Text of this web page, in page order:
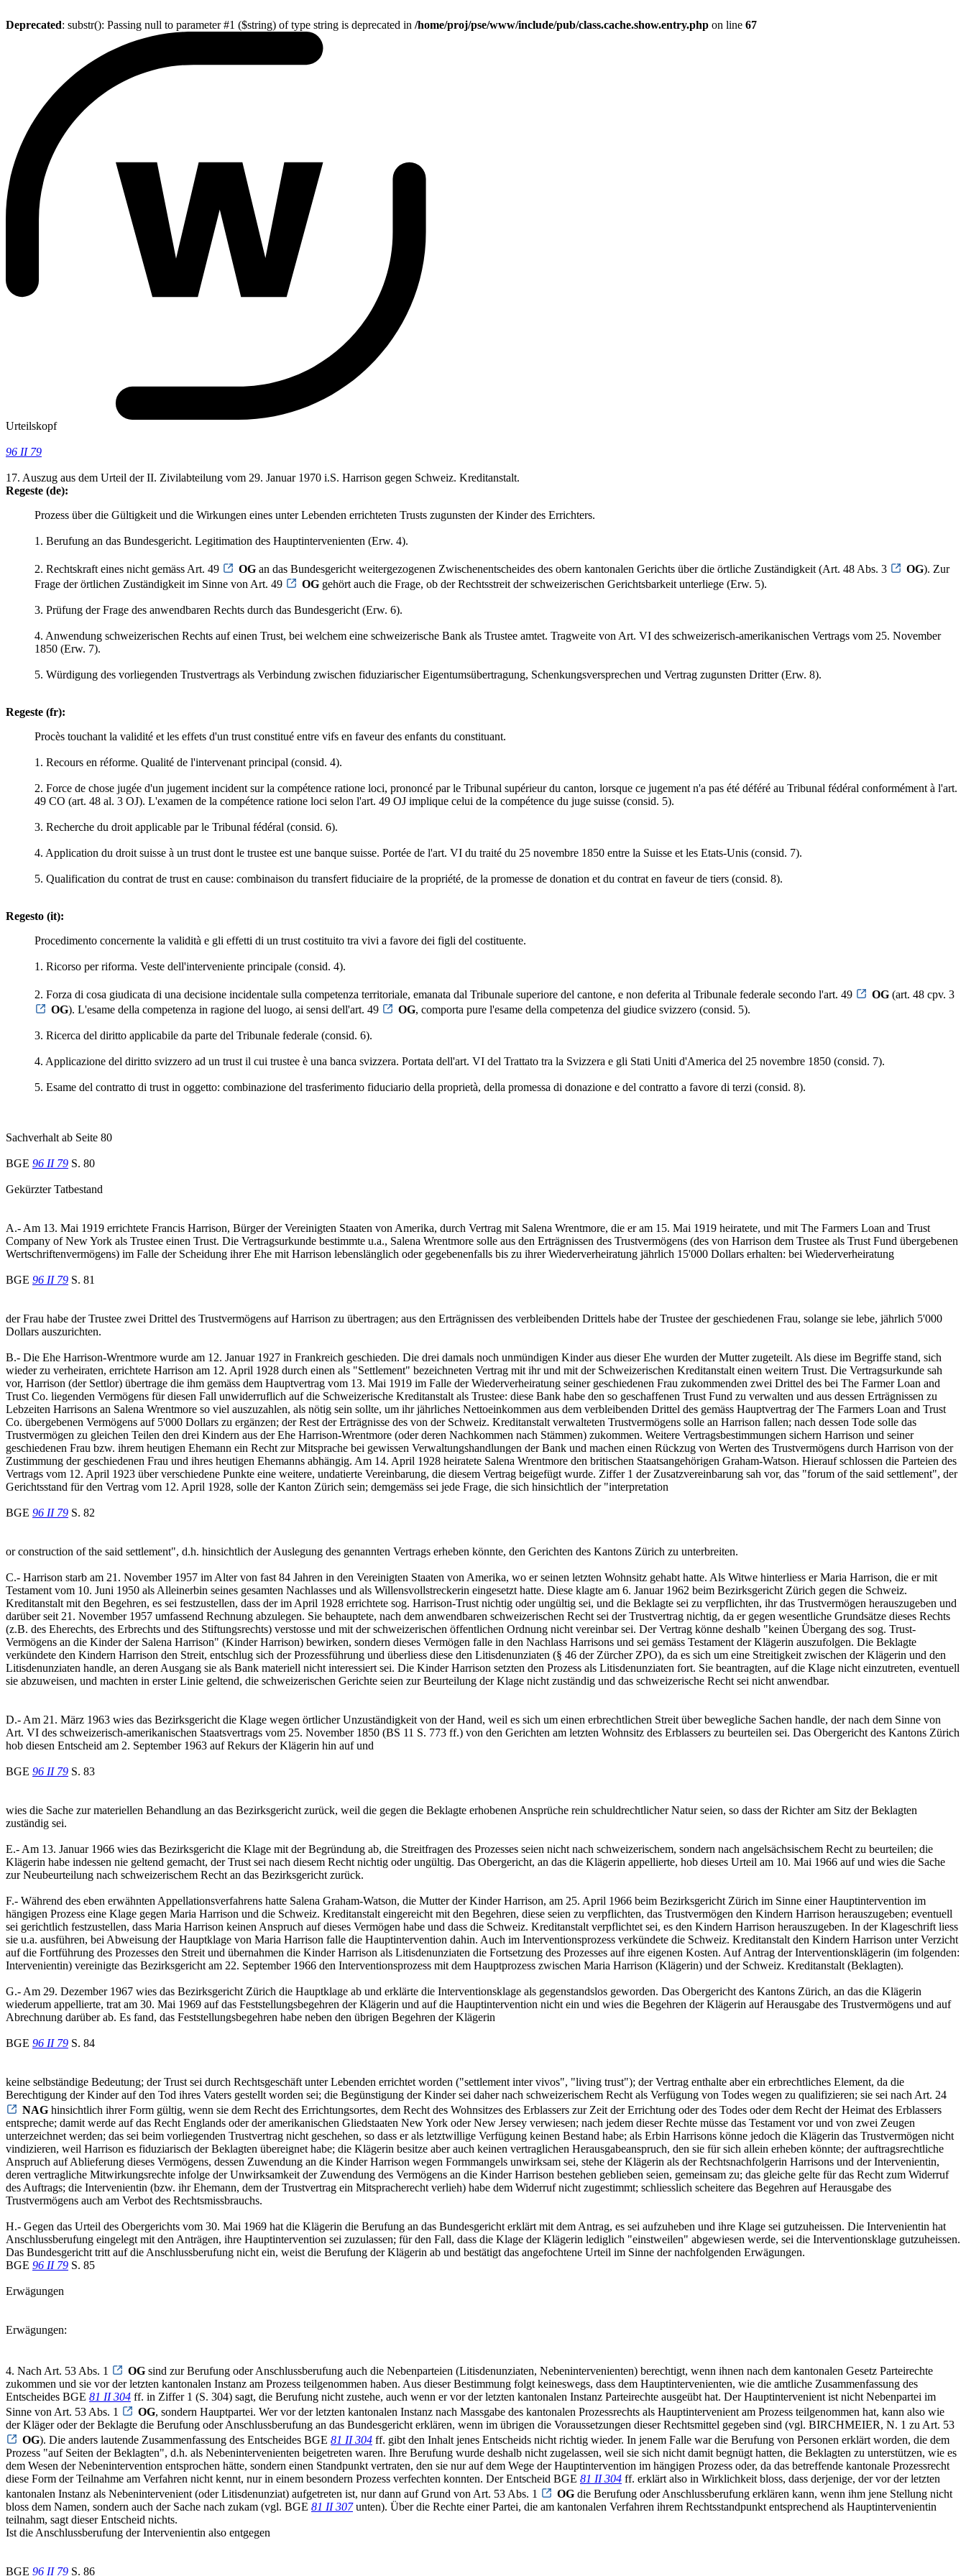
Deprecated: substr(): Passing null to parameter #1 ($string) of type string is deprecated in /home/proj/pse/www/include/pub/class.cache.show.entry.php on line 67
Urteilskopf
96 II 79
17. Auszug aus dem Urteil der II. Zivilabteilung vom 29. Januar 1970 i.S. Harrison gegen Schweiz. Kreditanstalt.
Regeste (de):
Prozess über die Gültigkeit und die Wirkungen eines unter Lebenden errichteten Trusts zugunsten der Kinder des Errichters.
1. Berufung an das Bundesgericht. Legitimation des Hauptintervenienten (Erw. 4).
2. Rechtskraft eines nicht gemäss Art. 49 OG an das Bundesgericht weitergezogenen Zwischenentscheides des obern kantonalen Gerichts über die örtliche Zuständigkeit (Art. 48 Abs. 3 OG). Zur
Frage der örtlichen Zuständigkeit im Sinne von Art. 49
OG gehört auch die Frage, ob der Rechtsstreit der schweizerischen Gerichtsbarkeit unterliege (Erw. 5).
3. Prüfung der Frage des anwendbaren Rechts durch das Bundesgericht (Erw. 6).
4. Anwendung schweizerischen Rechts auf einen Trust, bei welchem eine schweizerische Bank als Trustee amtet. Tragweite von Art. VI des schweizerisch-amerikanischen Vertrags vom 25. November
1850 (Erw. 7).
5. Würdigung des vorliegenden Trustvertrags als Verbindung zwischen fiduziarischer Eigentumsübertragung, Schenkungsversprechen und Vertrag zugunsten Dritter (Erw. 8).
Regeste (fr):
Procès touchant la validité et les effets d'un trust constitué entre vifs en faveur des enfants du constituant.
1. Recours en réforme. Qualité de l'intervenant principal (consid. 4).
2. Force de chose jugée d'un jugement incident sur la compétence ratione loci, prononcé par le Tribunal supérieur du canton, lorsque ce jugement n'a pas été déféré au Tribunal fédéral conformément à l'art.
49 CO (art. 48 al. 3 OJ). L'examen de la compétence ratione loci selon l'art. 49 OJ implique celui de la compétence du juge suisse (consid. 5).
3. Recherche du droit applicable par le Tribunal fédéral (consid. 6).
4. Application du droit suisse à un trust dont le trustee est une banque suisse. Portée de l'art. VI du traité du 25 novembre 1850 entre la Suisse et les Etats-Unis (consid. 7).
5. Qualification du contrat de trust en cause: combinaison du transfert fiduciaire de la propriété, de la promesse de donation et du contrat en faveur de tiers (consid. 8).
Regesto (it):
Procedimento concernente la validità e gli effetti di un trust costituito tra vivi a favore dei figli del costituente.
1. Ricorso per riforma. Veste dell'interveniente principale (consid. 4).
2. Forza di cosa giudicata di una decisione incidentale sulla competenza territoriale, emanata dal Tribunale superiore del cantone, e non deferita al Tribunale federale secondo l'art. 49 OG (art. 48 cpv. 3
OG). L'esame della competenza in ragione del luogo, ai sensi dell'art. 49 OG, comporta pure l'esame della competenza del giudice svizzero (consid. 5).
3. Ricerca del diritto applicabile da parte del Tribunale federale (consid. 6).
4. Applicazione del diritto svizzero ad un trust il cui trustee è una banca svizzera. Portata dell'art. VI del Trattato tra la Svizzera e gli Stati Uniti d'America del 25 novembre 1850 (consid. 7).
5. Esame del contratto di trust in oggetto: combinazione del trasferimento fiduciario della proprietà, della promessa di donazione e del contratto a favore di terzi (consid. 8).
Sachverhalt ab Seite 80
BGE 96 II 79 S. 80
Gekürzter Tatbestand
A.- Am 13. Mai 1919 errichtete Francis Harrison, Bürger der Vereinigten Staaten von Amerika, durch Vertrag mit Salena Wrentmore, die er am 15. Mai 1919 heiratete, und mit The Farmers Loan and Trust
Company of New York als Trustee einen Trust. Die Vertragsurkunde bestimmte u.a., Salena Wrentmore solle aus den Erträgnissen des Trustvermögens (des von Harrison dem Trustee als Trust Fund übergebenen
Wertschriftenvermögens) im Falle der Scheidung ihrer Ehe mit Harrison lebenslänglich oder gegebenenfalls bis zu ihrer Wiederverheiratung jährlich 15'000 Dollars erhalten: bei Wiederverheiratung
BGE 96 II 79 S. 81
der Frau habe der Trustee zwei Drittel des Trustvermögens auf Harrison zu übertragen; aus den Erträgnissen des verbleibenden Drittels habe der Trustee der geschiedenen Frau, solange sie lebe, jährlich 5'000
Dollars auszurichten.
B.- Die Ehe Harrison-Wrentmore wurde am 12. Januar 1927 in Frankreich geschieden. Die drei damals noch unmündigen Kinder aus dieser Ehe wurden der Mutter zugeteilt. Als diese im Begriffe stand, sich
wieder zu verheiraten, errichtete Harrison am 12. April 1928 durch einen als "Settlement" bezeichneten Vertrag mit ihr und mit der Schweizerischen Kreditanstalt einen weitern Trust. Die Vertragsurkunde sah
vor, Harrison (der Settlor) übertrage die ihm gemäss dem Hauptvertrag vom 13. Mai 1919 im Falle der Wiederverheiratung seiner geschiedenen Frau zukommenden zwei Drittel des bei The Farmer Loan and
Trust Co. liegenden Vermögens für diesen Fall unwiderruflich auf die Schweizerische Kreditanstalt als Trustee: diese Bank habe den so geschaffenen Trust Fund zu verwalten und aus dessen Erträgnissen zu
Lebzeiten Harrisons an Salena Wrentmore so viel auszuzahlen, als nötig sein sollte, um ihr jährliches Nettoeinkommen aus dem verbleibenden Drittel des gemäss Hauptvertrag der The Farmers Loan and Trust
Co. übergebenen Vermögens auf 5'000 Dollars zu ergänzen; der Rest der Erträgnisse des von der Schweiz. Kreditanstalt verwalteten Trustvermögens solle an Harrison fallen; nach dessen Tode solle das
Trustvermögen zu gleichen Teilen den drei Kindern aus der Ehe Harrison-Wrentmore (oder deren Nachkommen nach Stämmen) zukommen. Weitere Vertragsbestimmungen sichern Harrison und seiner
geschiedenen Frau bzw. ihrem heutigen Ehemann ein Recht zur Mitsprache bei gewissen Verwaltungshandlungen der Bank und machen einen Rückzug von Werten des Trustvermögens durch Harrison von der
Zustimmung der geschiedenen Frau und ihres heutigen Ehemanns abhängig. Am 14. April 1928 heiratete Salena Wrentmore den britischen Staatsangehörigen Graham-Watson. Hierauf schlossen die Parteien des
Vertrags vom 12. April 1923 über verschiedene Punkte eine weitere, undatierte Vereinbarung, die diesem Vertrag beigefügt wurde. Ziffer 1 der Zusatzvereinbarung sah vor, das "forum of the said settlement", der
Gerichtsstand für den Vertrag vom 12. April 1928, solle der Kanton Zürich sein; demgemäss sei jede Frage, die sich hinsichtlich der "interpretation
BGE 96 II 79 S. 82
or construction of the said settlement", d.h. hinsichtlich der Auslegung des genannten Vertrags erheben könnte, den Gerichten des Kantons Zürich zu unterbreiten.
C.- Harrison starb am 21. November 1957 im Alter von fast 84 Jahren in den Vereinigten Staaten von Amerika, wo er seinen letzten Wohnsitz gehabt hatte. Als Witwe hinterliess er Maria Harrison, die er mit
Testament vom 10. Juni 1950 als Alleinerbin seines gesamten Nachlasses und als Willensvollstreckerin eingesetzt hatte. Diese klagte am 6. Januar 1962 beim Bezirksgericht Zürich gegen die Schweiz.
Kreditanstalt mit den Begehren, es sei festzustellen, dass der im April 1928 errichtete sog. Harrison-Trust nichtig oder ungültig sei, und die Beklagte sei zu verpflichten, ihr das Trustvermögen herauszugeben und
darüber seit 21. November 1957 umfassend Rechnung abzulegen. Sie behauptete, nach dem anwendbaren schweizerischen Recht sei der Trustvertrag nichtig, da er gegen wesentliche Grundsätze dieses Rechts
(z.B. des Eherechts, des Erbrechts und des Stiftungsrechts) verstosse und mit der schweizerischen öffentlichen Ordnung nicht vereinbar sei. Der Vertrag könne deshalb "keinen Übergang des sog. Trust-
Vermögens an die Kinder der Salena Harrison" (Kinder Harrison) bewirken, sondern dieses Vermögen falle in den Nachlass Harrisons und sei gemäss Testament der Klägerin auszufolgen. Die Beklagte
verkündete den Kindern Harrison den Streit, entschlug sich der Prozessführung und überliess diese den Litisdenunziaten (§ 46 der Zürcher ZPO), da es sich um eine Streitigkeit zwischen der Klägerin und den
Litisdenunziaten handle, an deren Ausgang sie als Bank materiell nicht interessiert sei. Die Kinder Harrison setzten den Prozess als Litisdenunziaten fort. Sie beantragten, auf die Klage nicht einzutreten, eventuell
sie abzuweisen, und machten in erster Linie geltend, die schweizerischen Gerichte seien zur Beurteilung der Klage nicht zuständig und das schweizerische Recht sei nicht anwendbar.
D.- Am 21. März 1963 wies das Bezirksgericht die Klage wegen örtlicher Unzuständigkeit von der Hand, weil es sich um einen erbrechtlichen Streit über bewegliche Sachen handle, der nach dem Sinne von
Art. VI des schweizerisch-amerikanischen Staatsvertrags vom 25. November 1850 (BS 11 S. 773 ff.) von den Gerichten am letzten Wohnsitz des Erblassers zu beurteilen sei. Das Obergericht des Kantons Zürich
hob diesen Entscheid am 2. September 1963 auf Rekurs der Klägerin hin auf und
BGE 96 II 79 S. 83
wies die Sache zur materiellen Behandlung an das Bezirksgericht zurück, weil die gegen die Beklagte erhobenen Ansprüche rein schuldrechtlicher Natur seien, so dass der Richter am Sitz der Beklagten
zuständig sei.
E.- Am 13. Januar 1966 wies das Bezirksgericht die Klage mit der Begründung ab, die Streitfragen des Prozesses seien nicht nach schweizerischem, sondern nach angelsächsischem Recht zu beurteilen; die
Klägerin habe indessen nie geltend gemacht, der Trust sei nach diesem Recht nichtig oder ungültig. Das Obergericht, an das die Klägerin appellierte, hob dieses Urteil am 10. Mai 1966 auf und wies die Sache
zur Neubeurteilung nach schweizerischem Recht an das Bezirksgericht zurück.
F.- Während des eben erwähnten Appellationsverfahrens hatte Salena Graham-Watson, die Mutter der Kinder Harrison, am 25. April 1966 beim Bezirksgericht Zürich im Sinne einer Hauptintervention im
hängigen Prozess eine Klage gegen Maria Harrison und die Schweiz. Kreditanstalt eingereicht mit den Begehren, diese seien zu verpflichten, das Trustvermögen den Kindern Harrison herauszugeben; eventuell
sei gerichtlich festzustellen, dass Maria Harrison keinen Anspruch auf dieses Vermögen habe und dass die Schweiz. Kreditanstalt verpflichtet sei, es den Kindern Harrison herauszugeben. In der Klageschrift liess
sie u.a. ausführen, bei Abweisung der Hauptklage von Maria Harrison falle die Hauptintervention dahin. Auch im Interventionsprozess verkündete die Schweiz. Kreditanstalt den Kindern Harrison unter Verzicht
auf die Fortführung des Prozesses den Streit und übernahmen die Kinder Harrison als Litisdenunziaten die Fortsetzung des Prozesses auf ihre eigenen Kosten. Auf Antrag der Interventionsklägerin (im folgenden:
Intervenientin) vereinigte das Bezirksgericht am 22. September 1966 den Interventionsprozess mit dem Hauptprozess zwischen Maria Harrison (Klägerin) und der Schweiz. Kreditanstalt (Beklagten).
G.- Am 29. Dezember 1967 wies das Bezirksgericht Zürich die Hauptklage ab und erklärte die Interventionsklage als gegenstandslos geworden. Das Obergericht des Kantons Zürich, an das die Klägerin
wiederum appellierte, trat am 30. Mai 1969 auf das Feststellungsbegehren der Klägerin und auf die Hauptintervention nicht ein und wies die Begehren der Klägerin auf Herausgabe des Trustvermögens und auf
Abrechnung darüber ab. Es fand, das Feststellungsbegehren habe neben den übrigen Begehren der Klägerin
BGE 96 II 79 S. 84
keine selbständige Bedeutung; der Trust sei durch Rechtsgeschäft unter Lebenden errichtet worden ("settlement inter vivos", "living trust"); der Vertrag enthalte aber ein erbrechtliches Element, da die
Berechtigung der Kinder auf den Tod ihres Vaters gestellt worden sei; die Begünstigung der Kinder sei daher nach schweizerischem Recht als Verfügung von Todes wegen zu qualifizieren; sie sei nach Art. 24
NAG hinsichtlich ihrer Form gültig, wenn sie dem Recht des Errichtungsortes, dem Recht des Wohnsitzes des Erblassers zur Zeit der Errichtung oder des Todes oder dem Recht der Heimat des Erblassers
entspreche; damit werde auf das Recht Englands oder der amerikanischen Gliedstaaten New York oder New Jersey verwiesen; nach jedem dieser Rechte müsse das Testament vor und von zwei Zeugen
unterzeichnet werden; das sei beim vorliegenden Trustvertrag nicht geschehen, so dass er als letztwillige Verfügung keinen Bestand habe; als Erbin Harrisons könne jedoch die Klägerin das Trustvermögen nicht
vindizieren, weil Harrison es fiduziarisch der Beklagten übereignet habe; die Klägerin besitze aber auch keinen vertraglichen Herausgabeanspruch, den sie für sich allein erheben könnte; der auftragsrechtliche
Anspruch auf Ablieferung dieses Vermögens, dessen Zuwendung an die Kinder Harrison wegen Formmangels unwirksam sei, stehe der Klägerin als der Rechtsnachfolgerin Harrisons und der Intervenientin,
deren vertragliche Mitwirkungsrechte infolge der Unwirksamkeit der Zuwendung des Vermögens an die Kinder Harrison bestehen geblieben seien, gemeinsam zu; das gleiche gelte für das Recht zum Widerruf
des Auftrags; die Intervenientin (bzw. ihr Ehemann, dem der Trustvertrag ein Mitspracherecht verlieh) habe dem Widerruf nicht zugestimmt; schliesslich scheitere das Begehren auf Herausgabe des
Trustvermögens auch am Verbot des Rechtsmissbrauchs.
H.- Gegen das Urteil des Obergerichts vom 30. Mai 1969 hat die Klägerin die Berufung an das Bundesgericht erklärt mit dem Antrag, es sei aufzuheben und ihre Klage sei gutzuheissen. Die Intervenientin hat
Anschlussberufung eingelegt mit den Anträgen, ihre Hauptintervention sei zuzulassen; für den Fall, dass die Klage der Klägerin lediglich "einstweilen" abgewiesen werde, sei die Interventionsklage gutzuheissen.
Das Bundesgericht tritt auf die Anschlussberufung nicht ein, weist die Berufung der Klägerin ab und bestätigt das angefochtene Urteil im Sinne der nachfolgenden Erwägungen.
BGE 96 II 79 S. 85
Erwägungen
Erwägungen:
4. Nach Art. 53 Abs. 1 OG sind zur Berufung oder Anschlussberufung auch die Nebenparteien (Litisdenunziaten, Nebenintervenienten) berechtigt, wenn ihnen nach dem kantonalen Gesetz Parteirechte
zukommen und sie vor der letzten kantonalen Instanz am Prozess teilgenommen haben. Aus dieser Bestimmung folgt keineswegs, dass dem Hauptintervenienten, wie die amtliche Zusammenfassung des
Entscheides BGE 81 II 304 ff. in Ziffer 1 (S. 304) sagt, die Berufung nicht zustehe, auch wenn er vor der letzten kantonalen Instanz Parteirechte ausgeübt hat. Der Hauptintervenient ist nicht Nebenpartei im
Sinne von Art. 53 Abs. 1
OG, sondern Hauptpartei. Wer vor der letzten kantonalen Instanz nach Massgabe des kantonalen Prozessrechts als Hauptintervenient am Prozess teilgenommen hat, kann also wie
der Kläger oder der Beklagte die Berufung oder Anschlussberufung an das Bundesgericht erklären, wenn im übrigen die Voraussetzungen dieser Rechtsmittel gegeben sind (vgl. BIRCHMEIER, N. 1 zu Art. 53
OG). Die anders lautende Zusammenfassung des Entscheides BGE 81 II 304 ff. gibt den Inhalt jenes Entscheids nicht richtig wieder. In jenem Falle war die Berufung von Personen erklärt worden, die dem
Prozess "auf Seiten der Beklagten", d.h. als Nebenintervenienten beigetreten waren. Ihre Berufung wurde deshalb nicht zugelassen, weil sie sich nicht damit begnügt hatten, die Beklagten zu unterstützen, wie es
dem Wesen der Nebenintervention entsprochen hätte, sondern einen Standpunkt vertraten, den sie nur auf dem Wege der Hauptintervention im hängigen Prozess oder, da das betreffende kantonale Prozessrecht
diese Form der Teilnahme am Verfahren nicht kennt, nur in einem besondern Prozess verfechten konnten. Der Entscheid BGE 81 II 304 ff. erklärt also in Wirklichkeit bloss, dass derjenige, der vor der letzten
kantonalen Instanz als Nebenintervenient (oder Litisdenunziat) aufgetreten ist, nur dann auf Grund von Art. 53 Abs. 1
OG die Berufung oder Anschlussberufung erklären kann, wenn ihm jene Stellung nicht
bloss dem Namen, sondern auch der Sache nach zukam (vgl. BGE 81 II 307unten). Über die Rechte einer Partei, die am kantonalen Verfahren ihrem Rechtsstandpunkt entsprechend als Hauptintervenientin
teilnahm, sagt dieser Entscheid nichts.
Ist die Anschlussberufung der Intervenientin also entgegen
BGE 96 II 79 S. 86